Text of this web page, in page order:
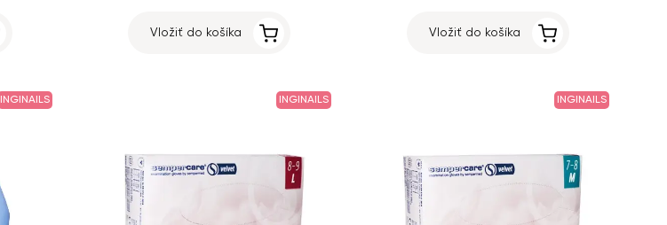
Vložiť do košíka Vložiť do košíka
INGINAILS INGINAILS INGINAILS